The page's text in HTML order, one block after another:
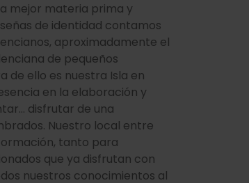
mejor materia prima y
de identidad contamos
aproximadamente el
de pequeños
de ello es nuestra Isla en
en la elaboración y
disfrutar de una
Nuestro local entre
tanto para
que ya disfrutan con
nuestros conocimientos al